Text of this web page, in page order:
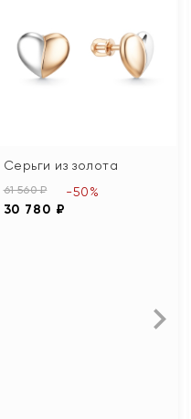
Серьги из золота
61 560 ₽
30 780 ₽
-50%